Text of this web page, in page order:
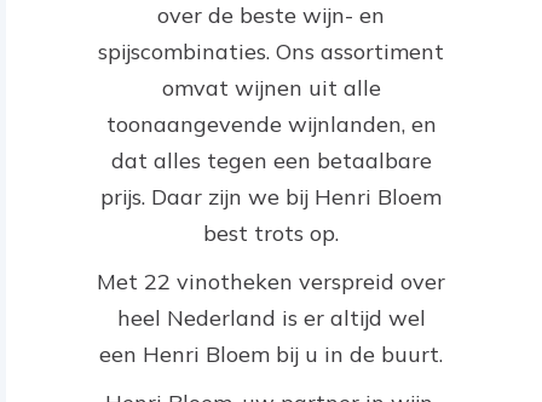
over de beste wijn- en
spijscombinaties. Ons assortiment
omvat wijnen uit alle
toonaangevende wijnlanden, en
dat alles tegen een betaalbare
prijs. Daar zijn we bij Henri Bloem
best trots op.
Met 22 vinotheken verspreid over
heel Nederland is er altijd wel
een Henri Bloem bij u in de buurt.